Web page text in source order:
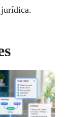
jurídica.